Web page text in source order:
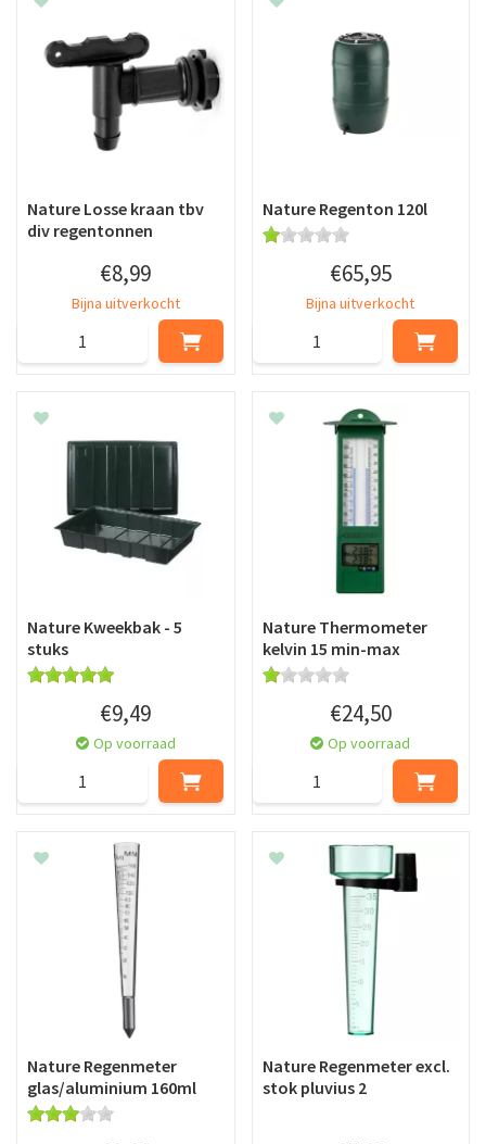
Nature Losse kraan tbv
div regentonnen
€8,99
Bijna uitverkocht
Nature Regenton 120l
€65,95
Bijna uitverkocht
Nature Kweekbak - 5
stuks
€9,49
Op voorraad
Nature Thermometer
kelvin 15 min-max
€24,50
Op voorraad
Nature Regenmeter
glas/aluminium 160ml
Nature Regenmeter excl.
stok pluvius 2